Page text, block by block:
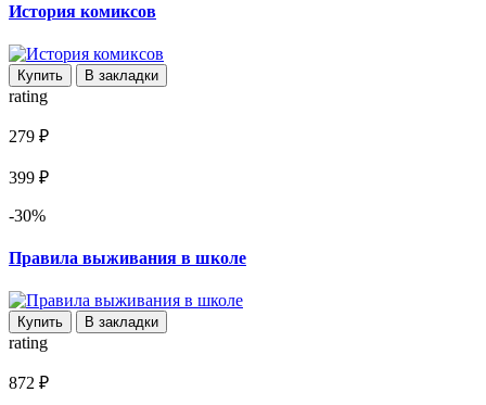
История комиксов
Купить В закладки
rating
279 ₽
399 ₽
-30%
Правила выживания в школе
Купить В закладки
rating
872 ₽